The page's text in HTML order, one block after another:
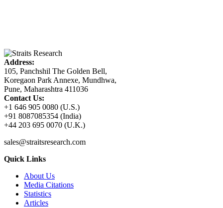
Address:
105, Panchshil The Golden Bell,
Koregaon Park Annexe, Mundhwa,
Pune, Maharashtra 411036
Contact Us:
+1 646 905 0080 (U.S.)
+91 8087085354 (India)
+44 203 695 0070 (U.K.)
sales@straitsresearch.com
Quick Links
About Us
Media Citations
Statistics
Articles